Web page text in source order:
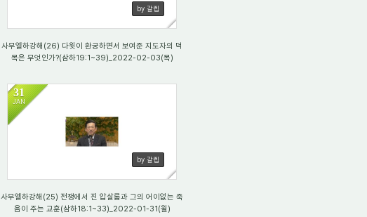
by 갈렙
사무엘하강해(26) 다윗이 환궁하면서 보여준 지도자의 덕
목은 무엇인가?(삼하19:1~39)_2022-02-03(목)
31
JAN
by 갈렙
사무엘하강해(25) 전쟁에서 진 압살롬과 그의 어이없는 죽
음이 주는 교훈(삼하18:1~33)_2022-01-31(월)